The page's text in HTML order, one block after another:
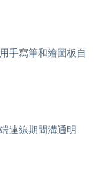
手寫筆和繪圖板自
連線期間溝通明